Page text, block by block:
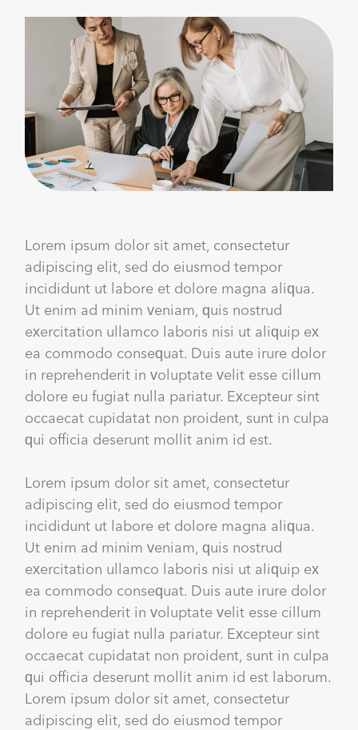
Lorem ipsum dolor sit amet, consectetur
adipiscing elit, sed do eiusmod tempor
incididunt ut labore et dolore magna aliqua.
Ut enim ad minim veniam, quis nostrud
exercitation ullamco laboris nisi ut aliquip ex
ea commodo consequat. Duis aute irure dolor
in reprehenderit in voluptate velit esse cillum
dolore eu fugiat nulla pariatur. Excepteur sint
occaecat cupidatat non proident, sunt in culpa
qui officia deserunt mollit anim id est.
Lorem ipsum dolor sit amet, consectetur
adipiscing elit, sed do eiusmod tempor
incididunt ut labore et dolore magna aliqua.
Ut enim ad minim veniam, quis nostrud
exercitation ullamco laboris nisi ut aliquip ex
ea commodo consequat. Duis aute irure dolor
in reprehenderit in voluptate velit esse cillum
dolore eu fugiat nulla pariatur. Excepteur sint
occaecat cupidatat non proident, sunt in culpa
qui officia deserunt mollit anim id est laborum.
Lorem ipsum dolor sit amet, consectetur
adipiscing elit, sed do eiusmod tempor